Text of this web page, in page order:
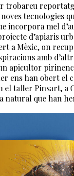
trobareu
tecnologies
incorpora mel
d’apiaris
a Mèxic, on
amb
apicultor
ens han obert
taller Pinsart, a
natural que han